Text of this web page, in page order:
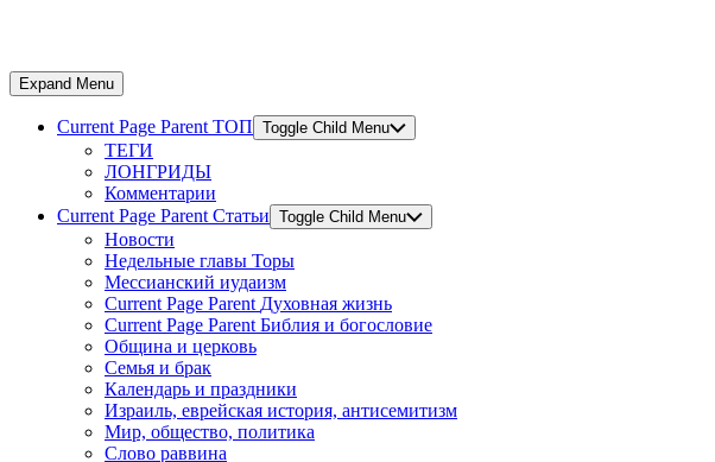
Expand Menu
Current Page Parent ТОП Toggle Child Menu
ТЕГИ
ЛОНГРИДЫ
Комментарии
Current Page Parent Статьи Toggle Child Menu
Новости
Недельные главы Торы
Мессианский иудаизм
Current Page Parent Духовная жизнь
Current Page Parent Библия и богословие
Община и церковь
Семья и брак
Календарь и праздники
Израиль, еврейская история, антисемитизм
Мир, общество, политика
Слово раввина